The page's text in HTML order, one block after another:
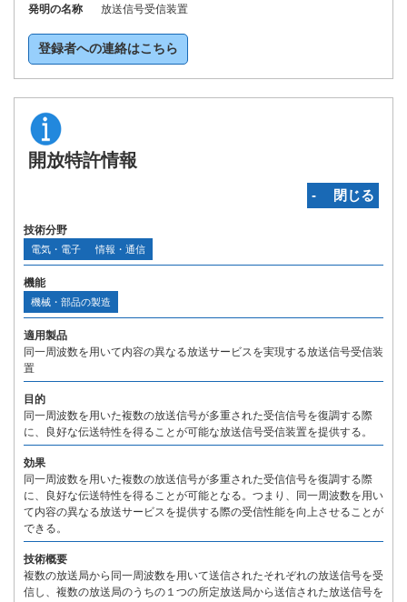
発明の名称
放送信号受信装置
登録者への連絡はこちら
開放特許情報
‐ 閉じる
技術分野
電気・電子 情報・通信
機能
機械・部品の製造
適用製品
同一周波数を用いて内容の異なる放送サービスを実現する放送信号受信装
置
目的
同一周波数を用いた複数の放送信号が多重された受信信号を復調する際
に、良好な伝送特性を得ることが可能な放送信号受信装置を提供する。
効果
同一周波数を用いた複数の放送信号が多重された受信信号を復調する際
に、良好な伝送特性を得ることが可能となる。つまり、同一周波数を用い
て内容の異なる放送サービスを提供する際の受信性能を向上させることが
できる。
技術概要
複数の放送局から同一周波数を用いて送信されたそれぞれの放送信号を受
信し、複数の放送局のうちの１つの所定放送局から送信された放送信号を